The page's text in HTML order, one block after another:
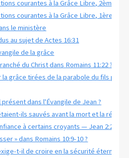
courantes à la Grâce Libre, 2ème
courantes à la Grâce Libre, 1ère
le ministère
au sujet de Actes 16:31
de la grâce
du Christ dans Romains 11:22 ?
grâce tirées de la parabole du fils
dans l'Évangile de Jean ?
ils sauvés avant la mort et la
à certains croyants — Jean 2:23-25
» dans Romains 10:9-10 ?
t-il de croire en la sécurité éternelle